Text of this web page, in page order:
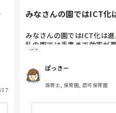
17
みなさんの園ではICT化
みなさんの園ではICT化は
私の園では手書きで効率が悪
ICT
ぽっきー
保育士, 保育園, 認可保育園